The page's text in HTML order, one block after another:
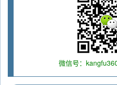
微信号：